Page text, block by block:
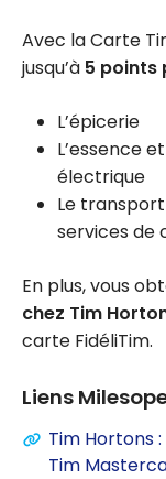
Avec la Carte
jusqu’à 5 points
L’épicerie
L’essence
électrique
Le
services de
En plus, vous
chez Tim
carte FidéliTim.
Liens
Tim Hortons
Tim